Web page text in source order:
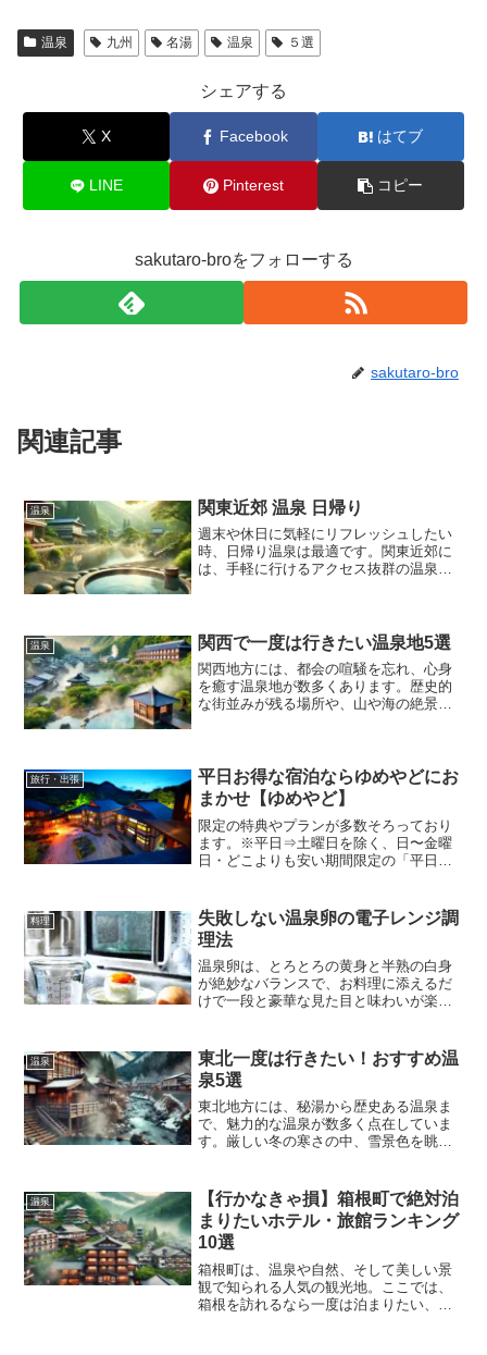
温泉 九州 名湯 温泉 ５選
シェアする
X Facebook はてブ
LINE Pinterest コピー
sakutaro-broをフォローする
sakutaro-bro
関連記事
温泉 関東近郊 温泉 日帰り
週末や休日に気軽にリフレッシュしたい
時、日帰り温泉は最適です。関東近郊に
は、手軽に行けるアクセス抜群の温泉地
ットを5つご紹介します。
温泉 関西で一度は行きたい温泉地5選
関西地方には、都会の喧騒を忘れ、心身
を癒す温泉地が数多くあります。歴史的
な街並みが残る場所や、山や海の絶景を
旅行・出張
平日お得な宿泊ならゆめやどにお
まかせ【ゆめやど】
限定の特典やプランが多数そろっており
ます。※平日⇒土曜日を除く、日〜金曜
日・どこよりも安い期間限定の「平日御
でのプランを販売。・東証一部上場カタ
ログ通販 ベルーナのグループ会社の
為、 会員のお客様も多数いらっしゃい
ます。
料理
失敗しない温泉卵の電子レンジ調
理法
温泉卵は、とろとろの黄身と半熟の白身
が絶妙なバランスで、お料理に添えるだ
けで一段と豪華な見た目と味わいが楽し
間で手軽に作ることができます。しか
し、電子レンジは温度管理が難しく、加
熱しすぎると卵が破裂してしまうこと
も…。そこで今回は、失敗せずに温泉卵
を作るコツを紹介します。
温泉
東北一度は行きたい！おすすめ温
泉5選
東北地方には、秘湯から歴史ある温泉ま
で、魅力的な温泉が数多く点在していま
す。厳しい冬の寒さの中、雪景色を眺め
「一度は訪れたい」温泉地を5つご紹介し
ます。
温泉
【行かなきゃ損】箱根町で絶対泊
まりたいホテル・旅館ランキング
10選
箱根町は、温泉や自然、そして美しい景
観で知られる人気の観光地。ここでは、
箱根を訪れるなら一度は泊まりたい、お